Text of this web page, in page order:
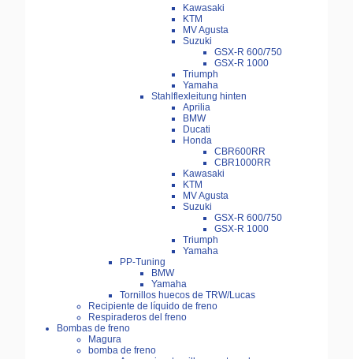
Kawasaki
KTM
MV Agusta
Suzuki
GSX-R 600/750
GSX-R 1000
Triumph
Yamaha
Stahlflexleitung hinten
Aprilia
BMW
Ducati
Honda
CBR600RR
CBR1000RR
Kawasaki
KTM
MV Agusta
Suzuki
GSX-R 600/750
GSX-R 1000
Triumph
Yamaha
PP-Tuning
BMW
Yamaha
Tornillos huecos de TRW/Lucas
Recipiente de líquido de freno
Respiraderos del freno
Bombas de freno
Magura
bomba de freno